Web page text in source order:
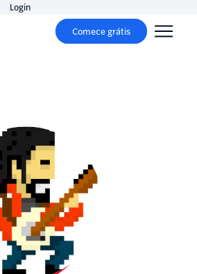
Login
Comece grátis